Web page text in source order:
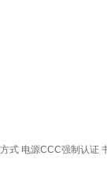
式 电源CCC强制认证